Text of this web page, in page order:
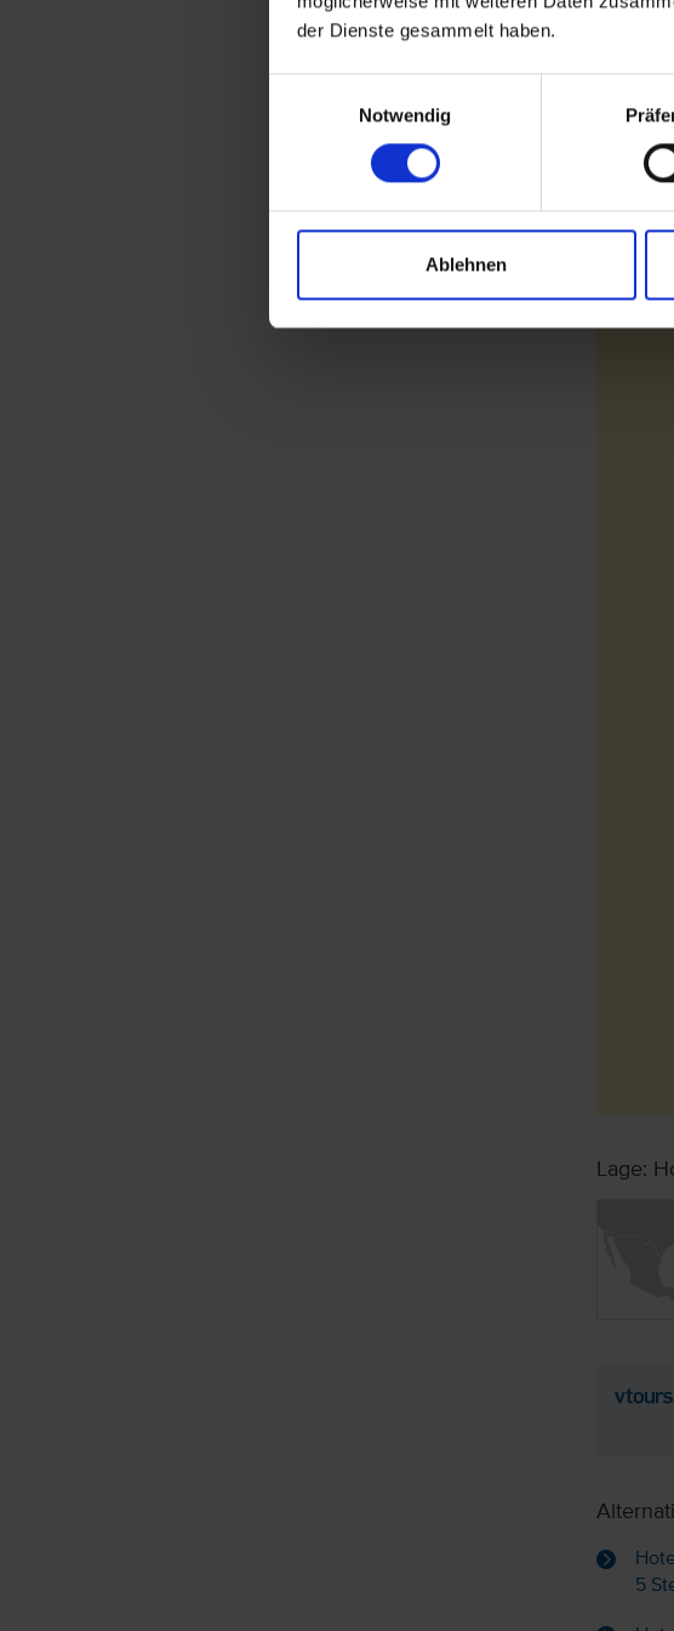
der Dienste gesammelt haben.
Notwendig
Ablehnen
Lage:
5